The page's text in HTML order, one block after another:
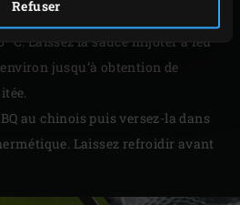
Refuser
couvercle de l’EGG et amenez la
°C. Laissez la sauce mijoter à feu
jusqu’à obtention de
au chinois puis versez-la dans
Laissez refroidir avant